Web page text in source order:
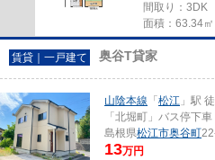
間取り：3DK
面積：63.34㎡
賃貸｜一戸建て 奥谷T貸家
山陰本線 「 松江 」駅
「北堀町」バス停下
島根県松江市奥谷町
13万円